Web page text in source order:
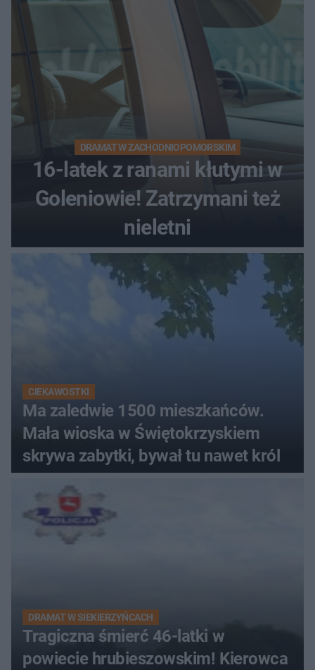
DRAMAT W ZACHODNIOPOMORSKIM
16-latek z ranami kłutymi w
Goleniowie! Zatrzymani też
nieletni
CIEKAWOSTKI
Ma zaledwie 1500 mieszkańców.
Mała wioska w Świętokrzyskiem
skrywa zabytki, bywał tu nawet król
DRAMAT W SIEKIERZYŃCACH
Tragiczna śmierć 46-latki w
powiecie hrubieszowskim! Kierowca